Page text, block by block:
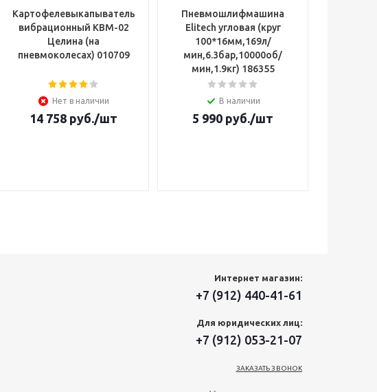
Картофелевыкапыватель
вибрационный КВМ-02
Целина (на
пневмоколесах) 010709
Нет в наличии
14 758 руб./шт
Пневмошлифмашина
Elitech угловая (круг
100*16мм,169л/
мин,6.3бар,10000об/
мин,1.9кг) 186355
В наличии
5 990 руб./шт
Интернет магазин:
+7 (912) 440-41-61
Для юридических лиц:
+7 (912) 053-21-07
ЗАКАЗАТЬ ЗВОНОК